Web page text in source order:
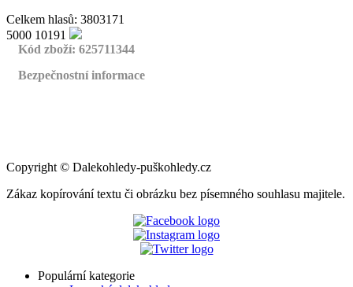
Celkem hlasů: 3803171
5000 10191
Kód zboží: 625711344
Bezpečnostní informace
Copyright © Dalekohledy-puškohledy.cz
Zákaz kopírování textu či obrázku bez písemného souhlasu majitele.
Populární kategorie